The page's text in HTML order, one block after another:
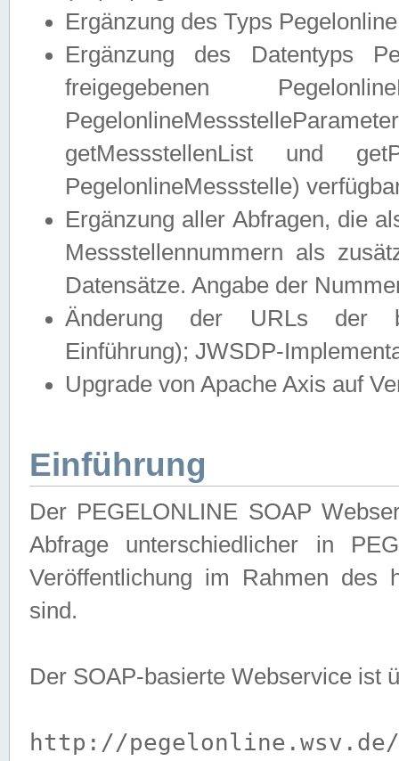
Ergänzung des Typs
Ergänzung des Datentyps
freigegebenen
getMessstellenList und
PegelonlineMessstelle)
Ergänzung aller Abfragen, die
Messstellennummern als
Datensätze. Angabe der
Änderung der URLs der
Einführung); JWSDP-
Upgrade von Apache Axis auf
Einführung
Der PEGELONLINE SOAP
Abfrage unterschiedlicher in
Veröffentlichung im Rahmen des
sind.
Der SOAP-basierte Webservice ist
http://pegelonline.wsv.de/